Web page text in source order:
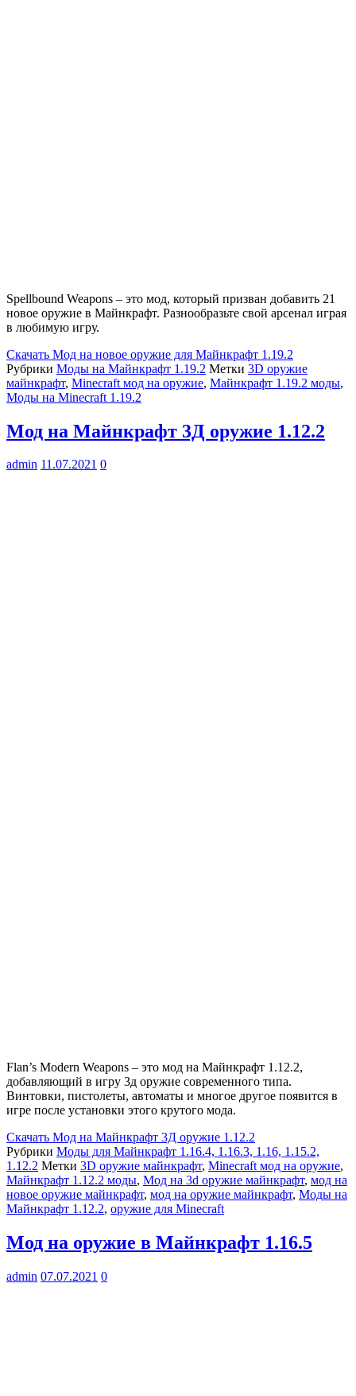
Spellbound Weapons – это мод, который призван добавить 21
новое оружие в Майнкрафт. Разнообразьте свой арсенал играя
в любимую игру.
Скачать Мод на новое оружие для Майнкрафт 1.19.2
Рубрики Моды на Майнкрафт 1.19.2 Метки 3D оружие
майнкрафт, Minecraft мод на оружие, Майнкрафт 1.19.2 моды,
Моды на Minecraft 1.19.2
Мод на Майнкрафт 3Д оружие 1.12.2
admin 11.07.2021 0
Flan’s Modern Weapons – это мод на Майнкрафт 1.12.2,
добавляющий в игру 3д оружие современного типа.
Винтовки, пистолеты, автоматы и многое другое появится в
игре после установки этого крутого мода.
Скачать Мод на Майнкрафт 3Д оружие 1.12.2
Рубрики Моды для Майнкрафт 1.16.4, 1.16.3, 1.16, 1.15.2,
1.12.2 Метки 3D оружие майнкрафт, Minecraft мод на оружие,
Майнкрафт 1.12.2 моды, Мод на 3d оружие майнкрафт, мод на
новое оружие майнкрафт, мод на оружие майнкрафт, Моды на
Майнкрафт 1.12.2, оружие для Minecraft
Мод на оружие в Майнкрафт 1.16.5
admin 07.07.2021 0